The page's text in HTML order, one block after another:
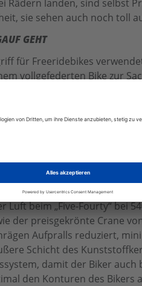
landen, sind selbst
sie sehen auch noch toll
GEHT
für Freeridebikes
vollgefederten Bike zur
„Hardtails“ beliebt. Doch
ein Freeride
Aufprall. Des Weiteren
unterstützt sowie dem
beim „Five-Fourty“ bei
der preisgekrönte Crane
Aufpralls reduziert,
Schicht des
damit der Biker
den Konturen des Bikers